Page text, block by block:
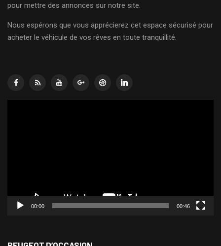
pour mettre des annonces sur notre site.
Nous espérons que vous apprécierez cet espace sécurisé pour
acheter le véhicule de vos rêves en toute tranquillité.
00:00 00:46